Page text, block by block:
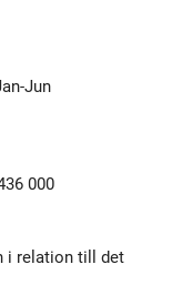
Jun
000
i relation till det